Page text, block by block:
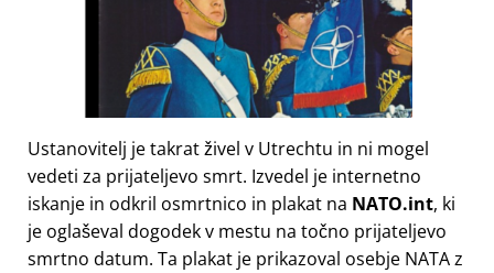
Ustanovitelj je takrat živel v Utrechtu in ni mogel
vedeti za prijateljevo smrt. Izvedel je internetno
iskanje in odkril osmrtnico in plakat na NATO.int, ki
je oglaševal dogodek v mestu na točno prijateljevo
smrtno datum. Ta plakat je prikazoval osebje NATA z